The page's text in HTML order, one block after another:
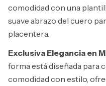
comodidad con una
suave abrazo del cuero
placentera.
Exclusiva Elegancia en
forma está diseñada para
comodidad con estilo,